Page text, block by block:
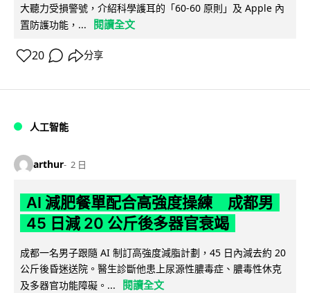
大聽力受損警號，介紹科學護耳的「60-60 原則」及 Apple 內
置防護功能，...
閱讀全文
20 分享
人工智能
arthur 2 日
AI 減肥餐單配合高強度操練 成都男
45 日減 20 公斤後多器官衰竭
成都一名男子跟隨 AI 制訂高強度減脂計劃，45 日內減去約 20
公斤後昏迷送院。醫生診斷他患上尿源性膿毒症、膿毒性休克
及多器官功能障礙。...
閱讀全文